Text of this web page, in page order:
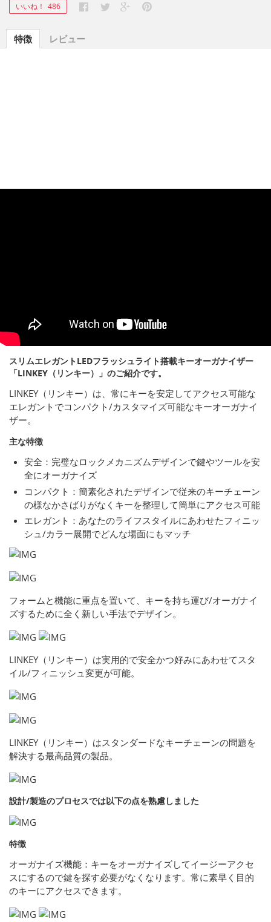
いいね！ 486
特徴 レビュー
スリムエレガントLEDフラッシュライト搭載キーオーガナイザー
「LINKEY（リンキー）」のご紹介です。
LINKEY（リンキー）は、常にキーを安定してアクセス可能な
エレガントでコンパクト/カスタマイズ可能なキーオーガナイ
ザー。
主な特徴
安全：完璧なロックメカニズムデザインで鍵やツールを安
全にオーガナイズ
コンパクト：簡素化されたデザインで従来のキーチェーン
の様なかさばりがなくキーを整理して簡単にアクセス可能
エレガント：あなたのライフスタイルにあわせたフィニッ
シュ/カラー展開でどんな場面にもマッチ
フォームと機能に重点を置いて、キーを持ち運び/オーガナイ
ズするために全く新しい手法でデザイン。
LINKEY（リンキー）は実用的で安全かつ好みにあわせてスタ
イル/フィニッシュ変更が可能。
LINKEY（リンキー）はスタンダードなキーチェーンの問題を
解決する最高品質の製品。
設計/製造のプロセスでは以下の点を熟慮しました
特徴
オーガナイズ機能：キーをオーガナイズしてイージーアクセ
スにするので鍵を探す必要がなくなります。常に素早く目的
のキーにアクセスできます。